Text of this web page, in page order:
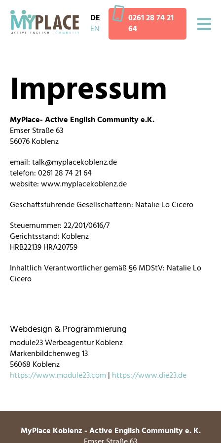
DE
EN
0261 28 74 21
64
Impressum
MyPlace- Active English Community e.K.
Emser Straße 63
56076 Koblenz
email: talk@myplacekoblenz.de
telefon: 0261 28 74 21 64
website: www.myplacekoblenz.de
Geschäftsführende Gesellschafterin: Natalie Lo Cicero
Steuernummer: 22/201/0616/7
Gerichtsstand: Koblenz
HRB22139 HRA20759
Inhaltlich Verantwortlicher gemäß §6 MDStV: Natalie Lo
Cicero
Webdesign & Programmierung
module23 Werbeagentur Koblenz
Markenbildchenweg 13
56068 Koblenz
https://www.module23.com | https://www.die23.de
MyPlace Koblenz - Active English Community e. K.